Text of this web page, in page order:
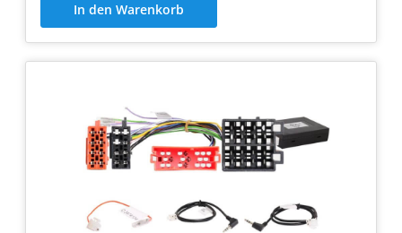
In den Warenkorb